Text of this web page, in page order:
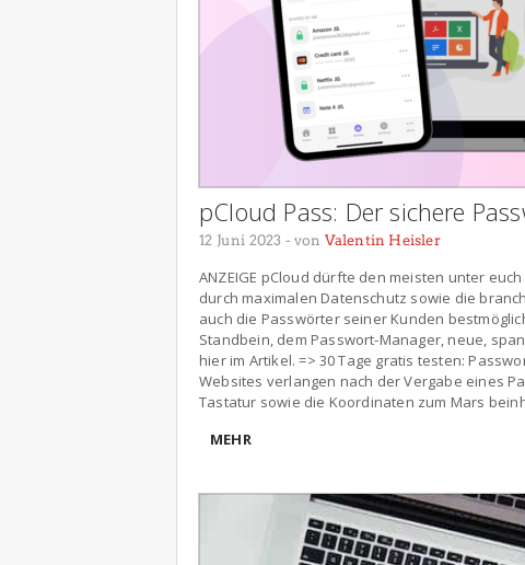
pCloud Pass: Der sichere
12 Juni 2023 - von Valentin Heisler
ANZEIGE pCloud dürfte den meisten unter
durch maximalen Datenschutz sowie die
auch die Passwörter seiner Kunden
Standbein, dem Passwort-Manager, neue,
hier im Artikel. => 30 Tage gratis testen:
Websites verlangen nach der Vergabe eines
Tastatur sowie die Koordinaten zum Mars
MEHR